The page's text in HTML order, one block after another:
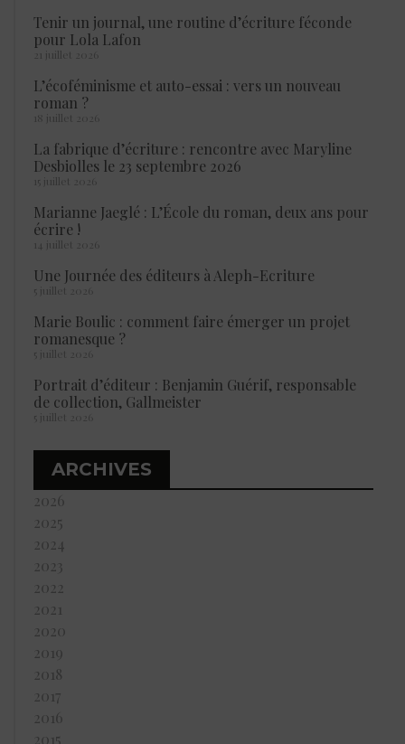
Tenir un journal, une routine d’écriture féconde
pour Lola Lafon
21 juillet 2026
L’écoféminisme et auto-essai : vers un nouveau
roman ?
18 juillet 2026
La fabrique d’écriture : rencontre avec Maryline
Desbiolles le 23 septembre 2026
15 juillet 2026
Marianne Jaeglé : L’École du roman, deux ans pour
écrire !
14 juillet 2026
Une Journée des éditeurs à Aleph-Ecriture
5 juillet 2026
Marie Boulic : comment faire émerger un projet
romanesque ?
5 juillet 2026
Portrait d’éditeur : Benjamin Guérif, responsable
de collection, Gallmeister
5 juillet 2026
ARCHIVES
2026
2025
2024
2023
2022
2021
2020
2019
2018
2017
2016
2015